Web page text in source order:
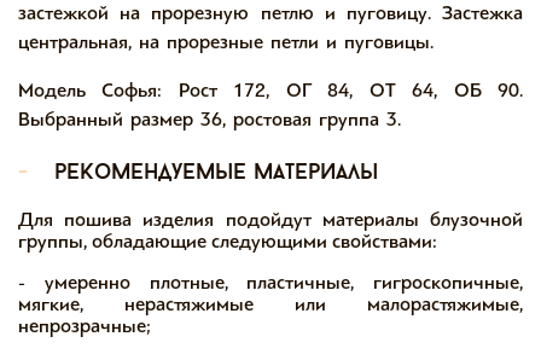
застежкой на прорезную петлю и пуговицу. Застежка
центральная, на прорезные петли и пуговицы.
Модель Софья: Рост 172, ОГ 84, ОТ 64, ОБ 90.
Выбранный размер 36, ростовая группа 3.
-
рекомендуемые материалы
Для пошива изделия подойдут материалы блузочной
группы, обладающие следующими свойствами:
- умеренно плотные, пластичные, гигроскопичные,
мягкие, нерастяжимые или малорастяжимые,
непрозрачные;